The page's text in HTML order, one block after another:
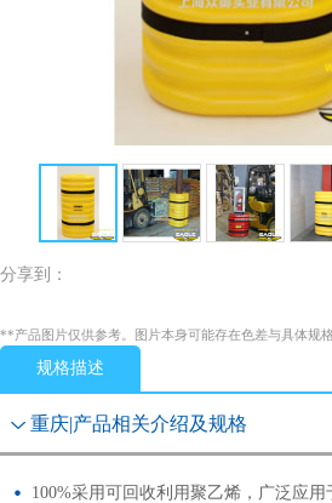
分享到：
**产品图片仅供参考。图片本身可能存在色差与具体规
规格描述
重庆|产品相关介绍及规格
100%采用可回收利用聚乙烯，广泛应